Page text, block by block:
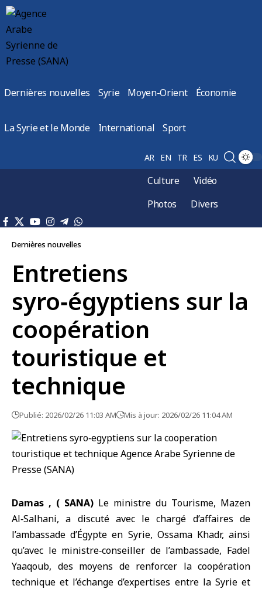
Dernières nouvelles Syrie Moyen-Orient Économie
La Syrie et le Monde International Sport
AR EN TR ES KU
Culture
Vidéo
Photos
Divers
Dernières nouvelles
Entretiens
syro‑égyptiens sur la
coopération
touristique et
technique
Publié: 2026/02/26 11:03 AM Mis à jour: 2026/02/26 11:04 AM
Damas , ( SANA) Le ministre du Tourisme, Mazen
Al‑Salhani, a discuté avec le chargé d’affaires de
l’ambassade d’Égypte en Syrie, Ossama Khadr, ainsi
qu’avec le ministre‑conseiller de l’ambassade, Fadel
Yaaqoub, des moyens de renforcer la coopération
technique et l’échange d’expertises entre la Syrie et